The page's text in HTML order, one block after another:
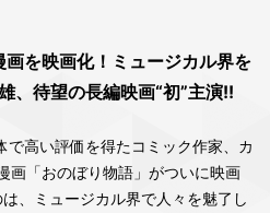
を映画化！ミュージカル界を
、待望の長編映画“初”主演!!
高い評価を得たコミック作家、カ
画「おのぼり物語」がついに映画
、ミュージカル界で人々を魅了し